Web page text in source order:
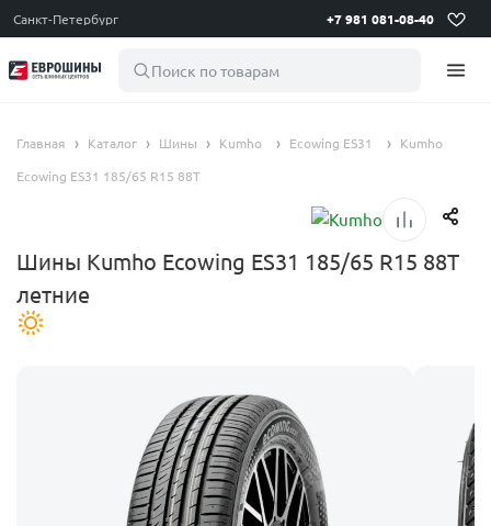
Санкт-Петербург +7 981 081-08-40
Поиск по товарам
Главная Каталог Шины Kumho Ecowing ES31
Kumho
Ecowing ES31 185/65 R15 88T
Шины Kumho Ecowing ES31 185/65 R15 88T
летние